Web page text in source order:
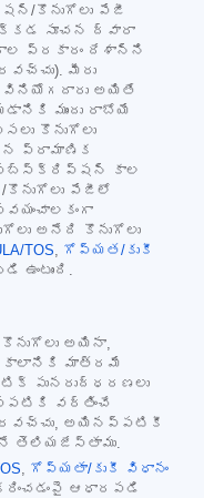
కొనుగోలు పేజీ
ఇక్కడ సూచన ద్వారా
ప్రకారం దేశాన్ని
మీరు
అయితే
ముందు రాబోయే
కొనుగోలు
ప్రామాణిక
సబ్‌స్క్రిప్షన్ కాల
పేజీలో
అనేది కొనుగోలు
TOS
గోప్యత/కుకీ
ఉంటుంది.
అయినా,
కాలానికి మాత్రమే
పునరుద్ధరణలు
వర్తించే
అయినప్పటికీ
తెలియజేస్తాము.
గోప్యతా/కుకీ విధానం
ఆధారపడి